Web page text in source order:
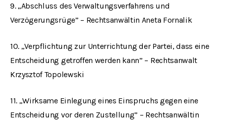
9. „Abschluss des Verwaltungsverfahrens und
Verzögerungsrüge” – Rechtsanwältin Aneta Fornalik
10. „Verpflichtung zur Unterrichtung der Partei, dass eine
Entscheidung getroffen werden kann” – Rechtsanwalt
Krzysztof Topolewski
11. „Wirksame Einlegung eines Einspruchs gegen eine
Entscheidung vor deren Zustellung” – Rechtsanwältin